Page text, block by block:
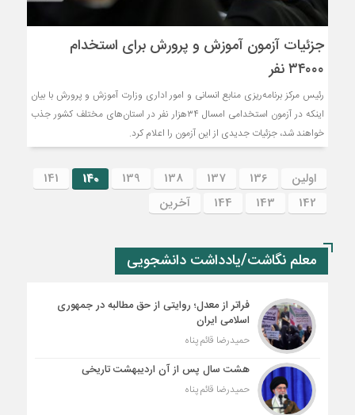
جزئیات آزمون آموزش و پرورش برای استخدام
۳۴۰۰۰ نفر
رئیس مرکز برنامه‌ریزی منابع انسانی و امور اداری وزارت آموزش و پرورش با بیان
اینکه در آزمون استخدامی امسال ۳۴هزار نفر در استان‌های مختلف کشور جذب
خواهند شد، جزئیات جدیدی از این آزمون را اعلام کرد.
اولین 136
137
138
139
140
141
142
143
144 آخرین
معلم نگاشت/یادداشت دانشجویی
فراتر از معدل؛ روایتی از حق مطالبه در جمهوری
اسلامی ایران
حمیدرضا قائم پناه
هشت سال پس از آن اردیبهشت تاریخی
حمیدرضا قائم پناه